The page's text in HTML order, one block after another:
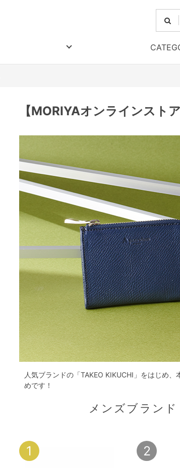
【MORIYAオンラインスト
人気ブランドの「TAKEO KIKUCHI」をはじめ
めです！
メンズブラン
1 2